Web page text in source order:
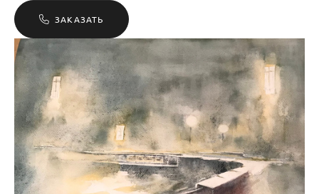
ЗАКАЗАТЬ